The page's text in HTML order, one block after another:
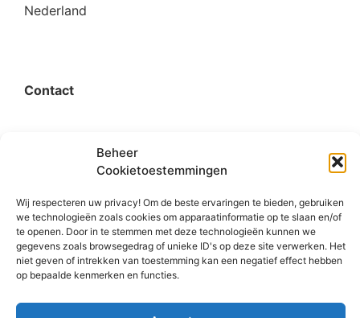
Beheer
Cookietoestemmingen
Wij respecteren uw privacy! Om de beste ervaringen te bieden, gebruiken
we technologieën zoals cookies om apparaatinformatie op te slaan en/of
te openen. Door in te stemmen met deze technologieën kunnen we
gegevens zoals browsegedrag of unieke ID's op deze site verwerken. Het
niet geven of intrekken van toestemming kan een negatief effect hebben
op bepaalde kenmerken en functies.
Nederland
Contact
+31 6 53124595
Social